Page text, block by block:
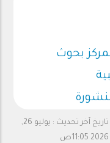
بحوث
تاريخ آخر تحديث :
يوليو 26,
2026 11:05ص